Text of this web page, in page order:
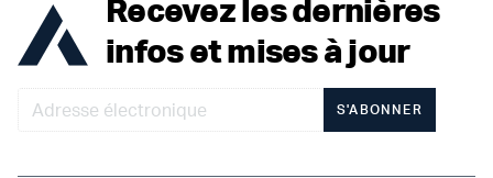
Recevez les dernières
infos et mises à jour
S'ABONNER